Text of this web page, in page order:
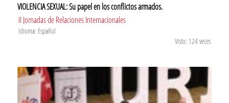
VIOLENCIA SEXUAL: Su papel en los conflictos armados.
II Jornadas de Relaciones Internacionales
Idioma: Español
Visto: 124 veces